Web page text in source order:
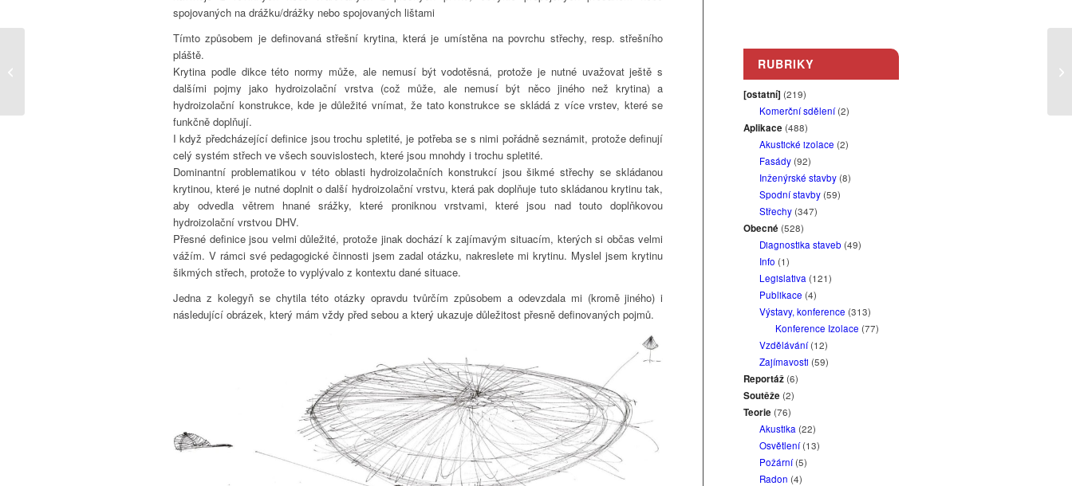
spojovaných na drážku/drážky nebo spojovaných lištami
Tímto způsobem je definovaná střešní krytina, která je umístěna na povrchu střechy, resp. střešního
pláště.
Krytina podle dikce této normy může, ale nemusí být vodotěsná, protože je nutné uvažovat ještě s
dalšími pojmy jako hydroizolační vrstva (což může, ale nemusí být něco jiného než krytina) a
hydroizolační konstrukce, kde je důležité vnímat, že tato konstrukce se skládá z více vrstev, které se
funkčně doplňují.
I když předcházející definice jsou trochu spletité, je potřeba se s nimi pořádně seznámit, protože definují
celý systém střech ve všech souvislostech, které jsou mnohdy i trochu spletité.
Dominantní problematikou v této oblasti hydroizolačních konstrukcí jsou šikmé střechy se skládanou
krytinou, které je nutné doplnit o další hydroizolační vrstvu, která pak doplňuje tuto skládanou krytinu tak,
aby odvedla větrem hnané srážky, které proniknou vrstvami, které jsou nad touto doplňkovou
hydroizolační vrstvou DHV.
Přesné definice jsou velmi důležité, protože jinak dochází k zajímavým situacím, kterých si občas velmi
vážím. V rámci své pedagogické činnosti jsem zadal otázku, nakreslete mi krytinu. Myslel jsem krytinu
šikmých střech, protože to vyplývalo z kontextu dané situace.
Jedna z kolegyň se chytila této otázky opravdu tvůrčím způsobem a odevzdala mi (kromě jiného) i
následující obrázek, který mám vždy před sebou a který ukazuje důležitost přesně definovaných pojmů.
RUBRIKY
[ostatní] (219)
Komerční sdělení(2)
Aplikace (488)
Akustické izolace (2)
Fasády(92)
Inženýrské stavby(8)
Spodní stavby(59)
Střechy(347)
Obecné (528)
Diagnostika staveb (49)
Info (1)
Legislativa (121)
Publikace (4)
Výstavy, konference (313)
Konference Izolace (77)
Vzdělávání(12)
Zajímavosti (59)
Reportáž(6)
Soutěže (2)
Teorie (76)
Akustika (22)
Osvětlení(13)
Požární(5)
Radon (4)